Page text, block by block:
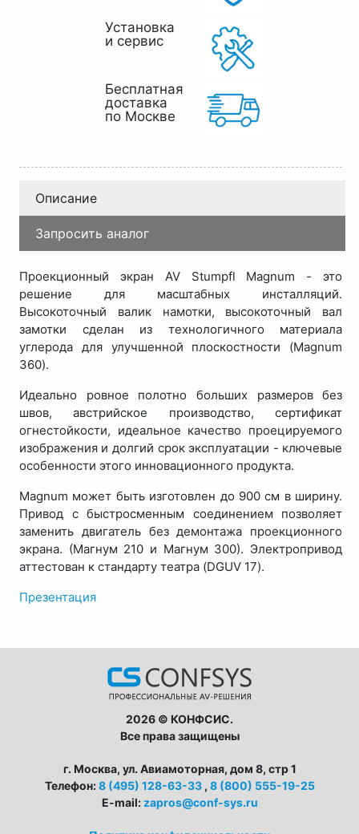
Установка
и сервис
Бесплатная
доставка
по Москве
Описание
Запросить аналог
Проекционный экран AV Stumpfl Magnum - это
решение для масштабных инсталляций.
Высокоточный валик намотки, высокоточный вал
замотки сделан из технологичного материала
углерода для улучшенной плоскостности (Magnum
360).
Идеально ровное полотно больших размеров без
швов, австрийское производство, сертификат
огнестойкости, идеальное качество проецируемого
изображения и долгий срок эксплуатации - ключевые
особенности этого инновационного продукта.
Magnum может быть изготовлен до 900 см в ширину.
Привод с быстросменным соединением позволяет
заменить двигатель без демонтажа проекционного
экрана. (Магнум 210 и Магнум 300). Электропривод
аттестован к стандарту театра (DGUV 17).
Презентация
2026 © КОНФСИС.
Все права защищены
г. Москва, ул. Авиамоторная, дом 8, стр 1
Телефон:8 (495) 128-63-33 , 8 (800) 555-19-25
E-mail: zapros@conf-sys.ru